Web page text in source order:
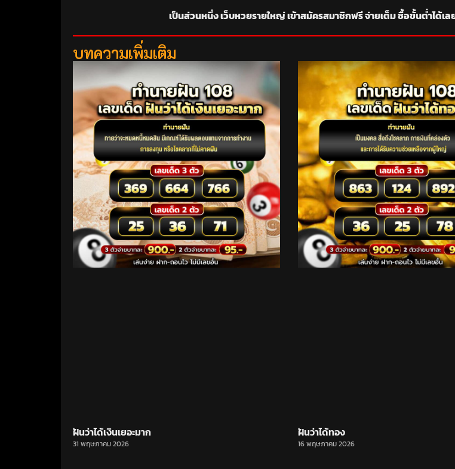
เป็นส่วนหนึ่ง เว็บหวยรายใหญ่ เข้าสมัครสมาชิกฟรี จ่ายเต็ม ซื้อขั้นต่ำได้เล
บทความเพิ่มเติม
ฝันว่าได้เงินเยอะมาก
31 พฤษภาคม 2026
ฝันว่าได้ทอง
16 พฤษภาคม 2026